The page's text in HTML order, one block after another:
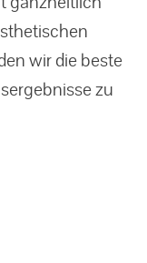
wir die beste
zu